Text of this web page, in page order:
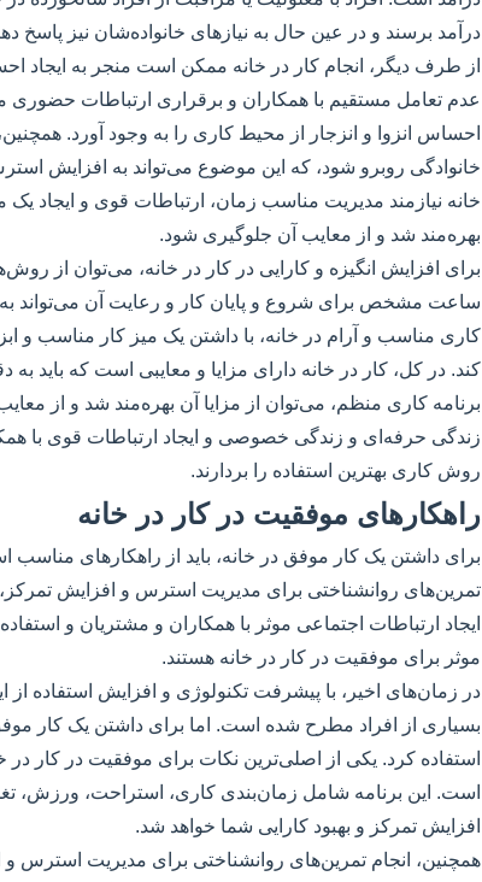
درآمد برسند و در عین حال به نیازهای خانواده‌شان نیز پاسخ
از طرف دیگر، انجام کار در خانه ممکن است منجر به ایجاد
عدم تعامل مستقیم با همکاران و برقراری ارتباطات حضوری
احساس انزوا و انزجار از محیط کاری را به وجود آورد.
خانوادگی روبرو شود، که این موضوع می‌تواند به افزایش
خانه نیازمند مدیریت مناسب زمان، ارتباطات قوی و ایجاد
بهره‌مند شد و از معایب آن جلوگیری شود.
برای افزایش انگیزه و کارایی در کار در خانه، می‌توان از
ساعت مشخص برای شروع و پایان کار و رعایت آن می‌تواند
کاری مناسب و آرام در خانه، با داشتن یک میز کار مناسب و
کند. در کل، کار در خانه دارای مزایا و معایبی است که باید
برنامه کاری منظم، می‌توان از مزایا آن بهره‌مند شد و از
زندگی حرفه‌ای و زندگی خصوصی و ایجاد ارتباطات قوی با
روش کاری بهترین استفاده را بردارند.
راهکارهای موفقیت در کار در خانه
برای داشتن یک کار موفق در خانه، باید از راهکارهای مناسب
تمرین‌های روانشناختی برای مدیریت استرس و افزایش
ایجاد ارتباطات اجتماعی موثر با همکاران و مشتریان و
موثر برای موفقیت در کار در خانه هستند.
در زمان‌های اخیر، با پیشرفت تکنولوژی و افزایش استفاده از
بسیاری از افراد مطرح شده است. اما برای داشتن یک کار
استفاده کرد. یکی از اصلی‌ترین نکات برای موفقیت در کار در
است. این برنامه شامل زمان‌بندی کاری، استراحت، ورزش،
افزایش تمرکز و بهبود کارایی شما خواهد شد.
همچنین، انجام تمرین‌های روانشناختی برای مدیریت استرس و